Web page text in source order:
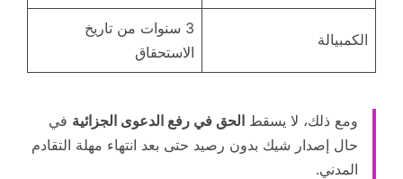
الكمبيالة
3 سنوات من تاريخ
الاستحقاق
ومع ذلك، لا يسقط الحق في رفع الدعوى الجزائية في
حال إصدار شيك بدون رصيد حتى بعد انتهاء مهلة التقادم
المدني.